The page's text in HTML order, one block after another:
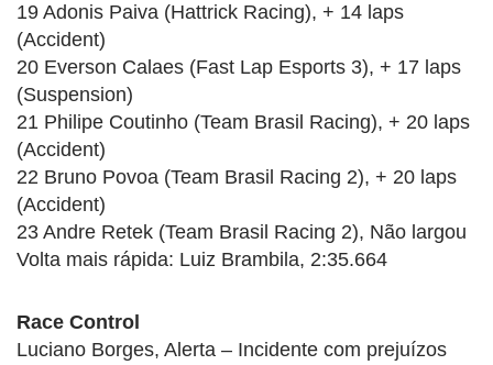
19 Adonis Paiva (Hattrick Racing), + 14 laps
(Accident)
20 Everson Calaes (Fast Lap Esports 3), + 17 laps
(Suspension)
21 Philipe Coutinho (Team Brasil Racing), + 20 laps
(Accident)
22 Bruno Povoa (Team Brasil Racing 2), + 20 laps
(Accident)
23 Andre Retek (Team Brasil Racing 2), Não largou
Volta mais rápida: Luiz Brambila, 2:35.664
Race Control
Luciano Borges, Alerta – Incidente com prejuízos